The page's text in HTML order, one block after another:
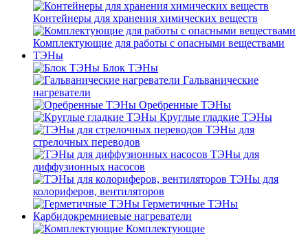
Контейнеры для хранения химических веществ
Комплектующие для работы с опасными веществами
ТЭНы
Блок ТЭНы
Гальванические
нагреватели
Оребренные ТЭНы
Круглые гладкие ТЭНы
ТЭНы для
стрелочных переводов
ТЭНы для
диффузионных насосов
ТЭНы для
колориферов, вентиляторов
Герметичные ТЭНы
Карбидокремниевые нагреватели
Комплектующие